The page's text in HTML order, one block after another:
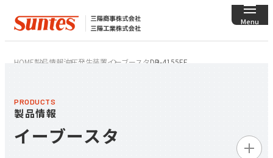
HOME製品情報油圧発生装置イーブースタDB-4155EF
PRODUCTS
製品情報
イーブースタ